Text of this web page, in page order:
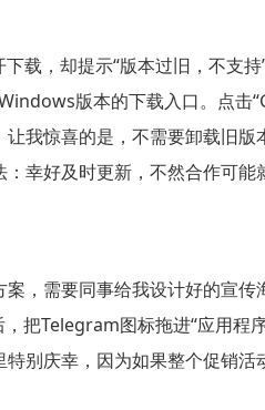
载，却提示“版本过旧，不
版本的下载入口。点
我惊喜的是，不需要卸载旧
幸好及时更新，不然合作可能
，需要同事给我设计好的宣
把Telegram图标拖进“应用程
别庆幸，因为如果整个促